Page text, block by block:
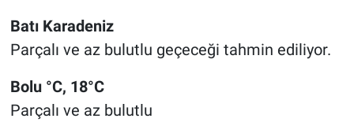
Batı Karadeniz
Parçalı ve az bulutlu geçeceği tahmin ediliyor.
Bolu °C, 18°C
Parçalı ve az bulutlu